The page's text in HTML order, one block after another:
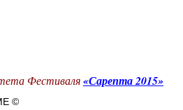
Фестиваля«Сарепта 2015»
©